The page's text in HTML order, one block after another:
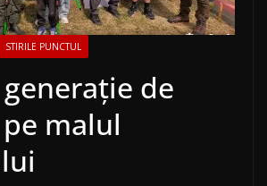
STIRILE PUNCTUL
de
malul